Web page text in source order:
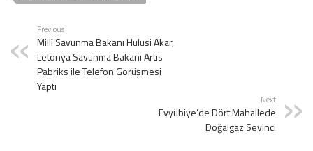
Previous
Millî Savunma Bakanı Hulusi Akar,
Letonya Savunma Bakanı Artis
Pabriks ile Telefon Görüşmesi
Yaptı
Next
Eyyübiye’de Dört Mahallede
Doğalgaz Sevinci